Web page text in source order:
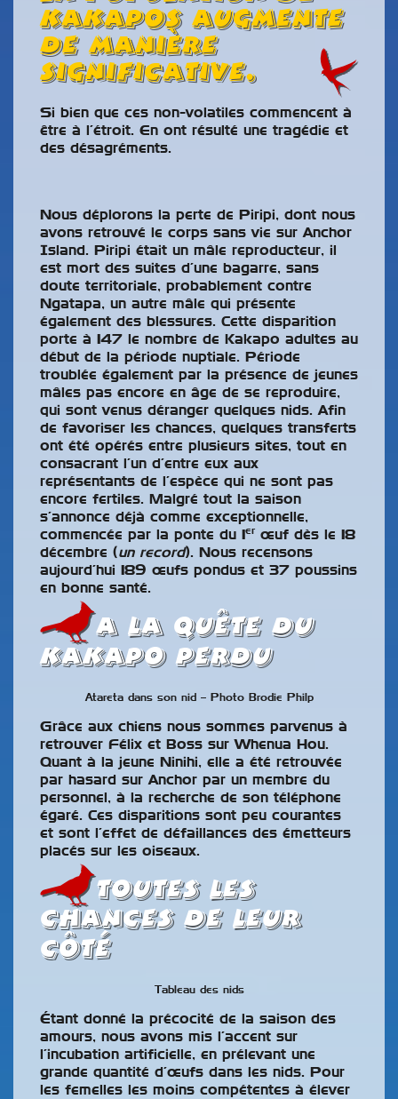
Kakapos augmente
de manière
significative.
Si bien que ces non-volatiles commencent à
être à l’étroit. En ont résulté une tragédie et
des désagréments.
Kohitatea le premier
né de l'année, est
Les premiers
poussins de la
Nous déplorons la perte de Piripi, dont nous
avons retrouvé le corps sans vie sur Anchor
Island. Piripi était un mâle reproducteur, il
est mort des suites d’une bagarre, sans
doute territoriale, probablement contre
Ngatapa, un autre mâle qui présente
également des blessures. Cette disparition
porte à 147 le nombre de Kakapo adultes au
début de la période nuptiale. Période
troublée également par la présence de jeunes
mâles pas encore en âge de se reproduire,
qui sont venus déranger quelques nids. Afin
de favoriser les chances, quelques transferts
ont été opérés entre plusieurs sites, tout en
consacrant l’un d’entre eux aux
représentants de l’espèce qui ne sont pas
encore fertiles. Malgré tout la saison
s’annonce déjà comme exceptionnelle,
commencée par la ponte du 1
er œuf dès le 18
décembre (un record). Nous recensons
aujourd’hui 189 œufs pondus et 37 poussins
en bonne santé.
A la quête du
Kakapo perdu
Atareta dans son nid – Photo Brodie Philp
Grâce aux chiens nous sommes parvenus à
retrouver Félix et Boss sur Whenua Hou.
Quant à la jeune Ninihi, elle a été retrouvée
par hasard sur Anchor par un membre du
personnel, à la recherche de son téléphone
égaré. Ces disparitions sont peu courantes
et sont l’effet de défaillances des émetteurs
placés sur les oiseaux.
Toutes les
chances de leur
côté
Tableau des nids
Étant donné la précocité de la saison des
amours, nous avons mis l’accent sur
l’incubation artificielle, en prélevant une
grande quantité d’œufs dans les nids. Pour
les femelles les moins compétentes à élever